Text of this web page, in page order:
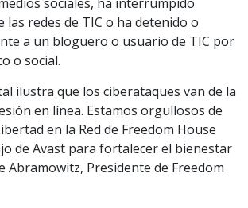
las redes de TIC o ha detenido o
a un bloguero o usuario de TIC por
o social.
ilustra que los ciberataques van de la
en línea. Estamos orgullosos de
en la Red de Freedom House
de Avast para fortalecer el bienestar
Abramowitz, Presidente de Freedom